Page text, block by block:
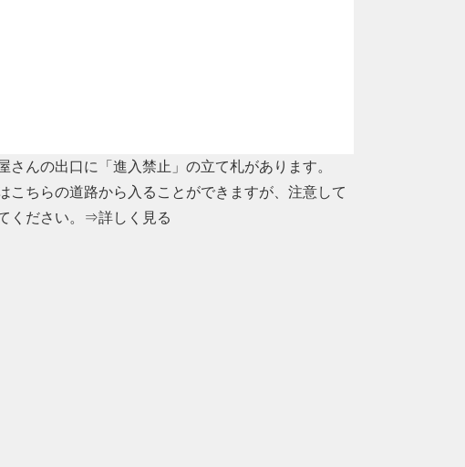
さんの出口に「進入禁止」の立て札があります。
こちらの道路から入ることができますが、注意して
ください。
⇒詳しく見る